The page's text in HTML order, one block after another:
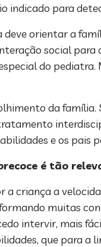
indicado para
orientar a
social
do pediatra.
da
e os
é tão
a criança a
muitas
intervir, mais
que para a